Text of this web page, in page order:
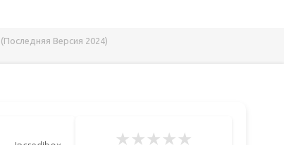
Версия 2024)
★★★★★